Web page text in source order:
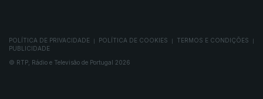
POLÍTICA DE PRIVACIDADE POLÍTICA DE COOKIES TERMOS E CONDIÇÕES
PUBLICIDADE
© RTP, Rádio e Televisão de Portugal 2026